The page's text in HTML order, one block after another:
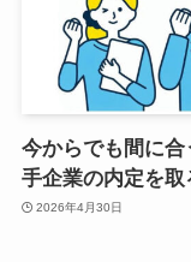
今からでも間に
手企業の内定を取
2026年4月30日